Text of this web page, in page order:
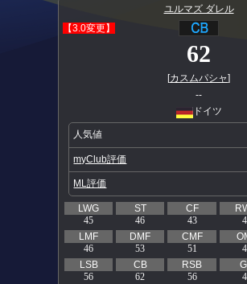
ユルマズ ダレル
【3.0変更】
62
[カスムパシャ]
--
ドイツ
人気値
myClub評価
ML評価
LWG
45
ST
46
CF
43
LMF
46
DMF
53
CMF
51
LSB
56
CB
62
RSB
56